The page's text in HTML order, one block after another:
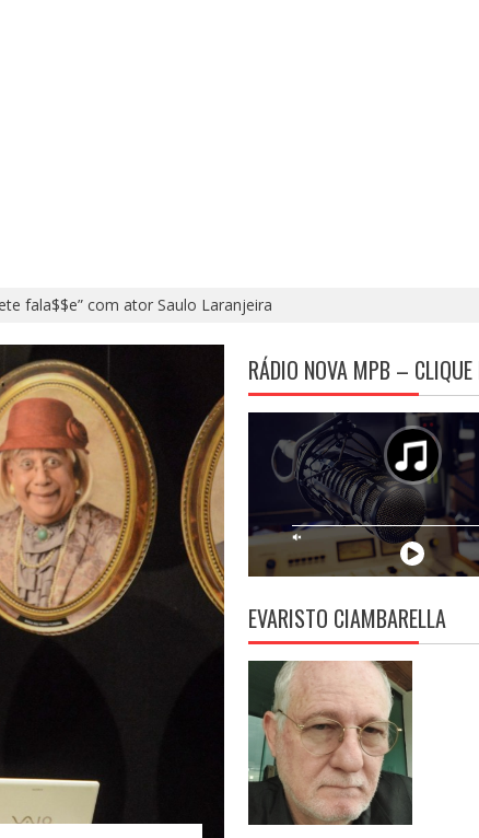
fala$$e” com ator Saulo Laranjeira
RÁDIO NOVA MPB – CLIQUE
EVARISTO CIAMBARELLA